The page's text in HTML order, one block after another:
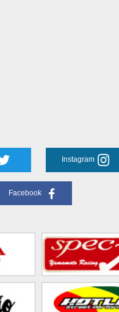
Instagram
Facebook